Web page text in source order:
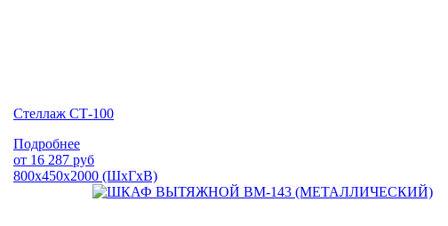
Стеллаж СТ-100
Подробнее
от 16 287 руб
800х450х2000 (ШхГхВ)